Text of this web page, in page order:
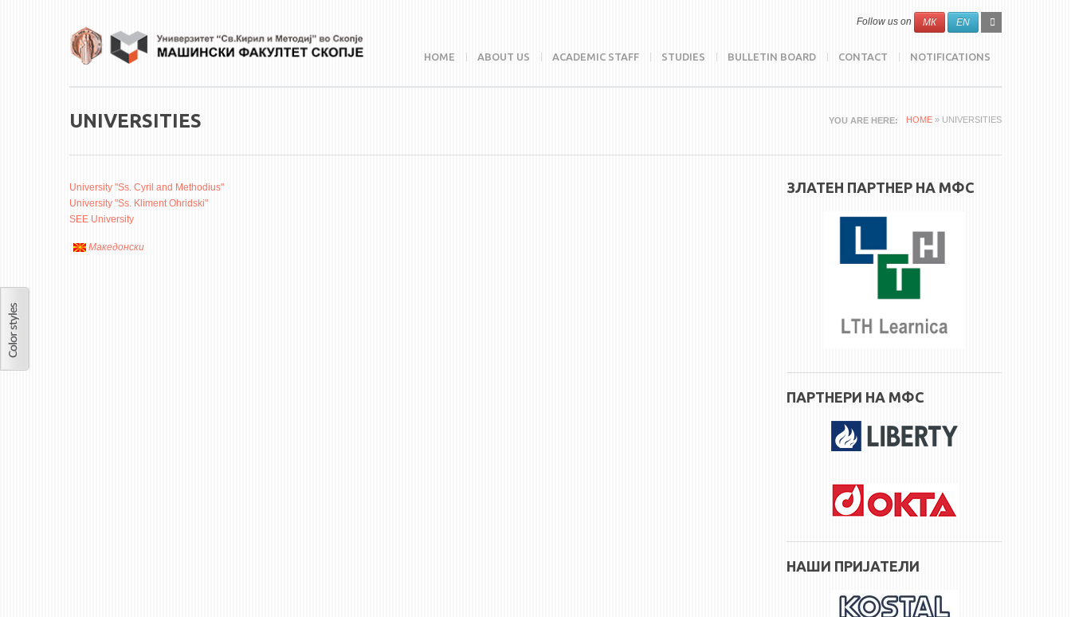
SEARCH
FORM
Search
Follow us on МК EN
HOME ABOUT US ACADEMIC STAFF STUDIES BULLETIN BOARD CONTACT NOTIFICATIONS
YOU ARE HERE HOME » UNIVERSITIES
UNIVERSITIES
University "Ss. Cyril and Methodius"
University "Ss. Kliment Ohridski"
SEE University
Македонски
ЗЛАТЕН ПАРТНЕР НА МФС
ПАРТНЕРИ НА МФС
НАШИ ПРИЈАТЕЛИ